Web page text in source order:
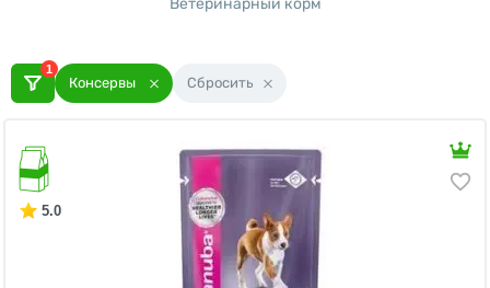
Ветеринарный корм
1
Консервы Сбросить
5.0